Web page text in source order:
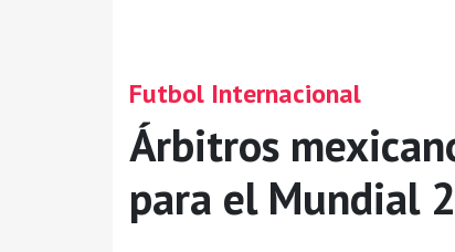
Futbol Internacional
Árbitros
para el Mundial